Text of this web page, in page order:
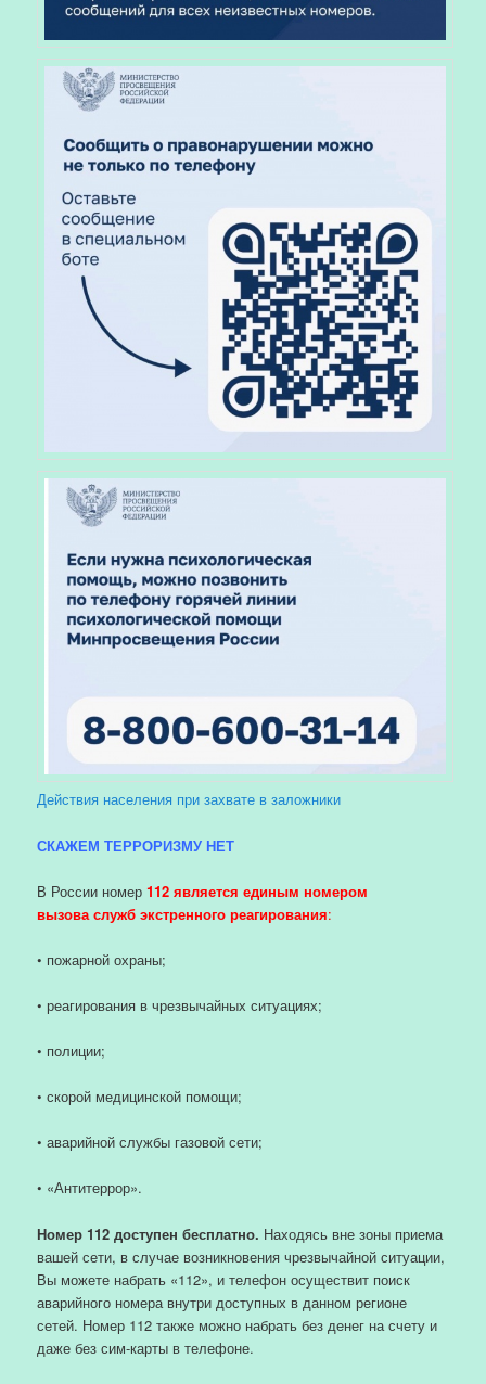
Действия населения при захвате в заложники
СКАЖЕМ ТЕРРОРИЗМУ НЕТ
В России номер112 является единым номером
вызова служб экстренного реагирования:
• пожарной охраны;
• реагирования в чрезвычайных ситуациях;
• полиции;
• скорой медицинской помощи;
• аварийной службы газовой сети;
• «Антитеррор».
Номер 112 доступен бесплатно. Находясь вне зоны приема
вашей сети, в случае возникновения чрезвычайной ситуации,
Вы можете набрать «112», и телефон осуществит поиск
аварийного номера внутри доступных в данном регионе
сетей. Номер 112 также можно набрать без денег на счету и
даже без сим-карты в телефоне.